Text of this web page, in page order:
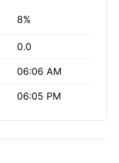
8%
0.0
06:06 AM
06:05 PM